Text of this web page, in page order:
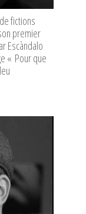
fictions
premier
Escàndalo
« Pour que